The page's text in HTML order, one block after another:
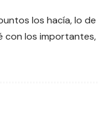
los hacía, lo de
con los importantes,